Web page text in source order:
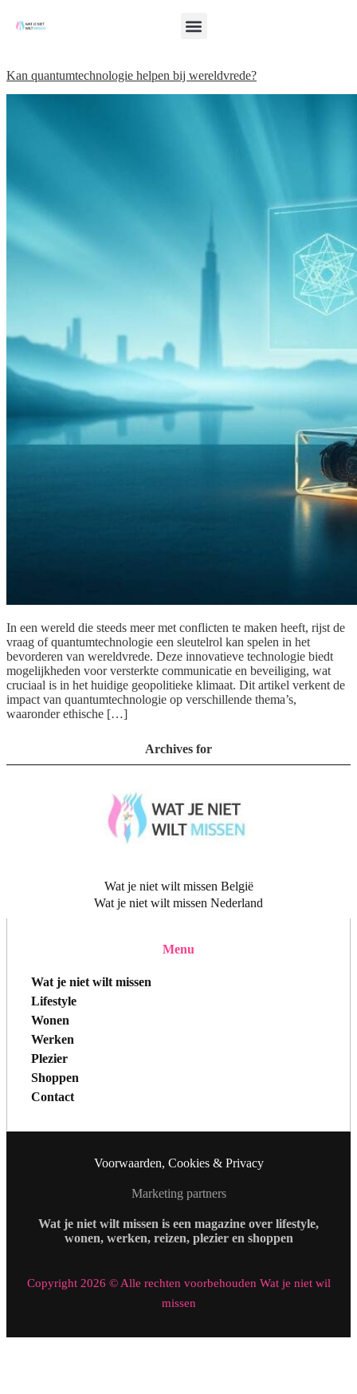
Kan quantumtechnologie helpen bij wereldvrede?
In een wereld die steeds meer met conflicten te maken heeft, rijst de
vraag of quantumtechnologie een sleutelrol kan spelen in het
bevorderen van wereldvrede. Deze innovatieve technologie biedt
mogelijkheden voor versterkte communicatie en beveiliging, wat
cruciaal is in het huidige geopolitieke klimaat. Dit artikel verkent de
impact van quantumtechnologie op verschillende thema’s,
waaronder ethische […]
Archives for
Wat je niet wilt missen België
Wat je niet wilt missen Nederland
Menu
Wat je niet wilt missen
Lifestyle
Wonen
Werken
Plezier
Shoppen
Contact
Voorwaarden, Cookies & Privacy
Marketing partners
Wat je niet wilt missen is een magazine over lifestyle,
wonen, werken, reizen, plezier en shoppen
Copyright 2026 © Alle rechten voorbehouden Wat je niet wil
missen